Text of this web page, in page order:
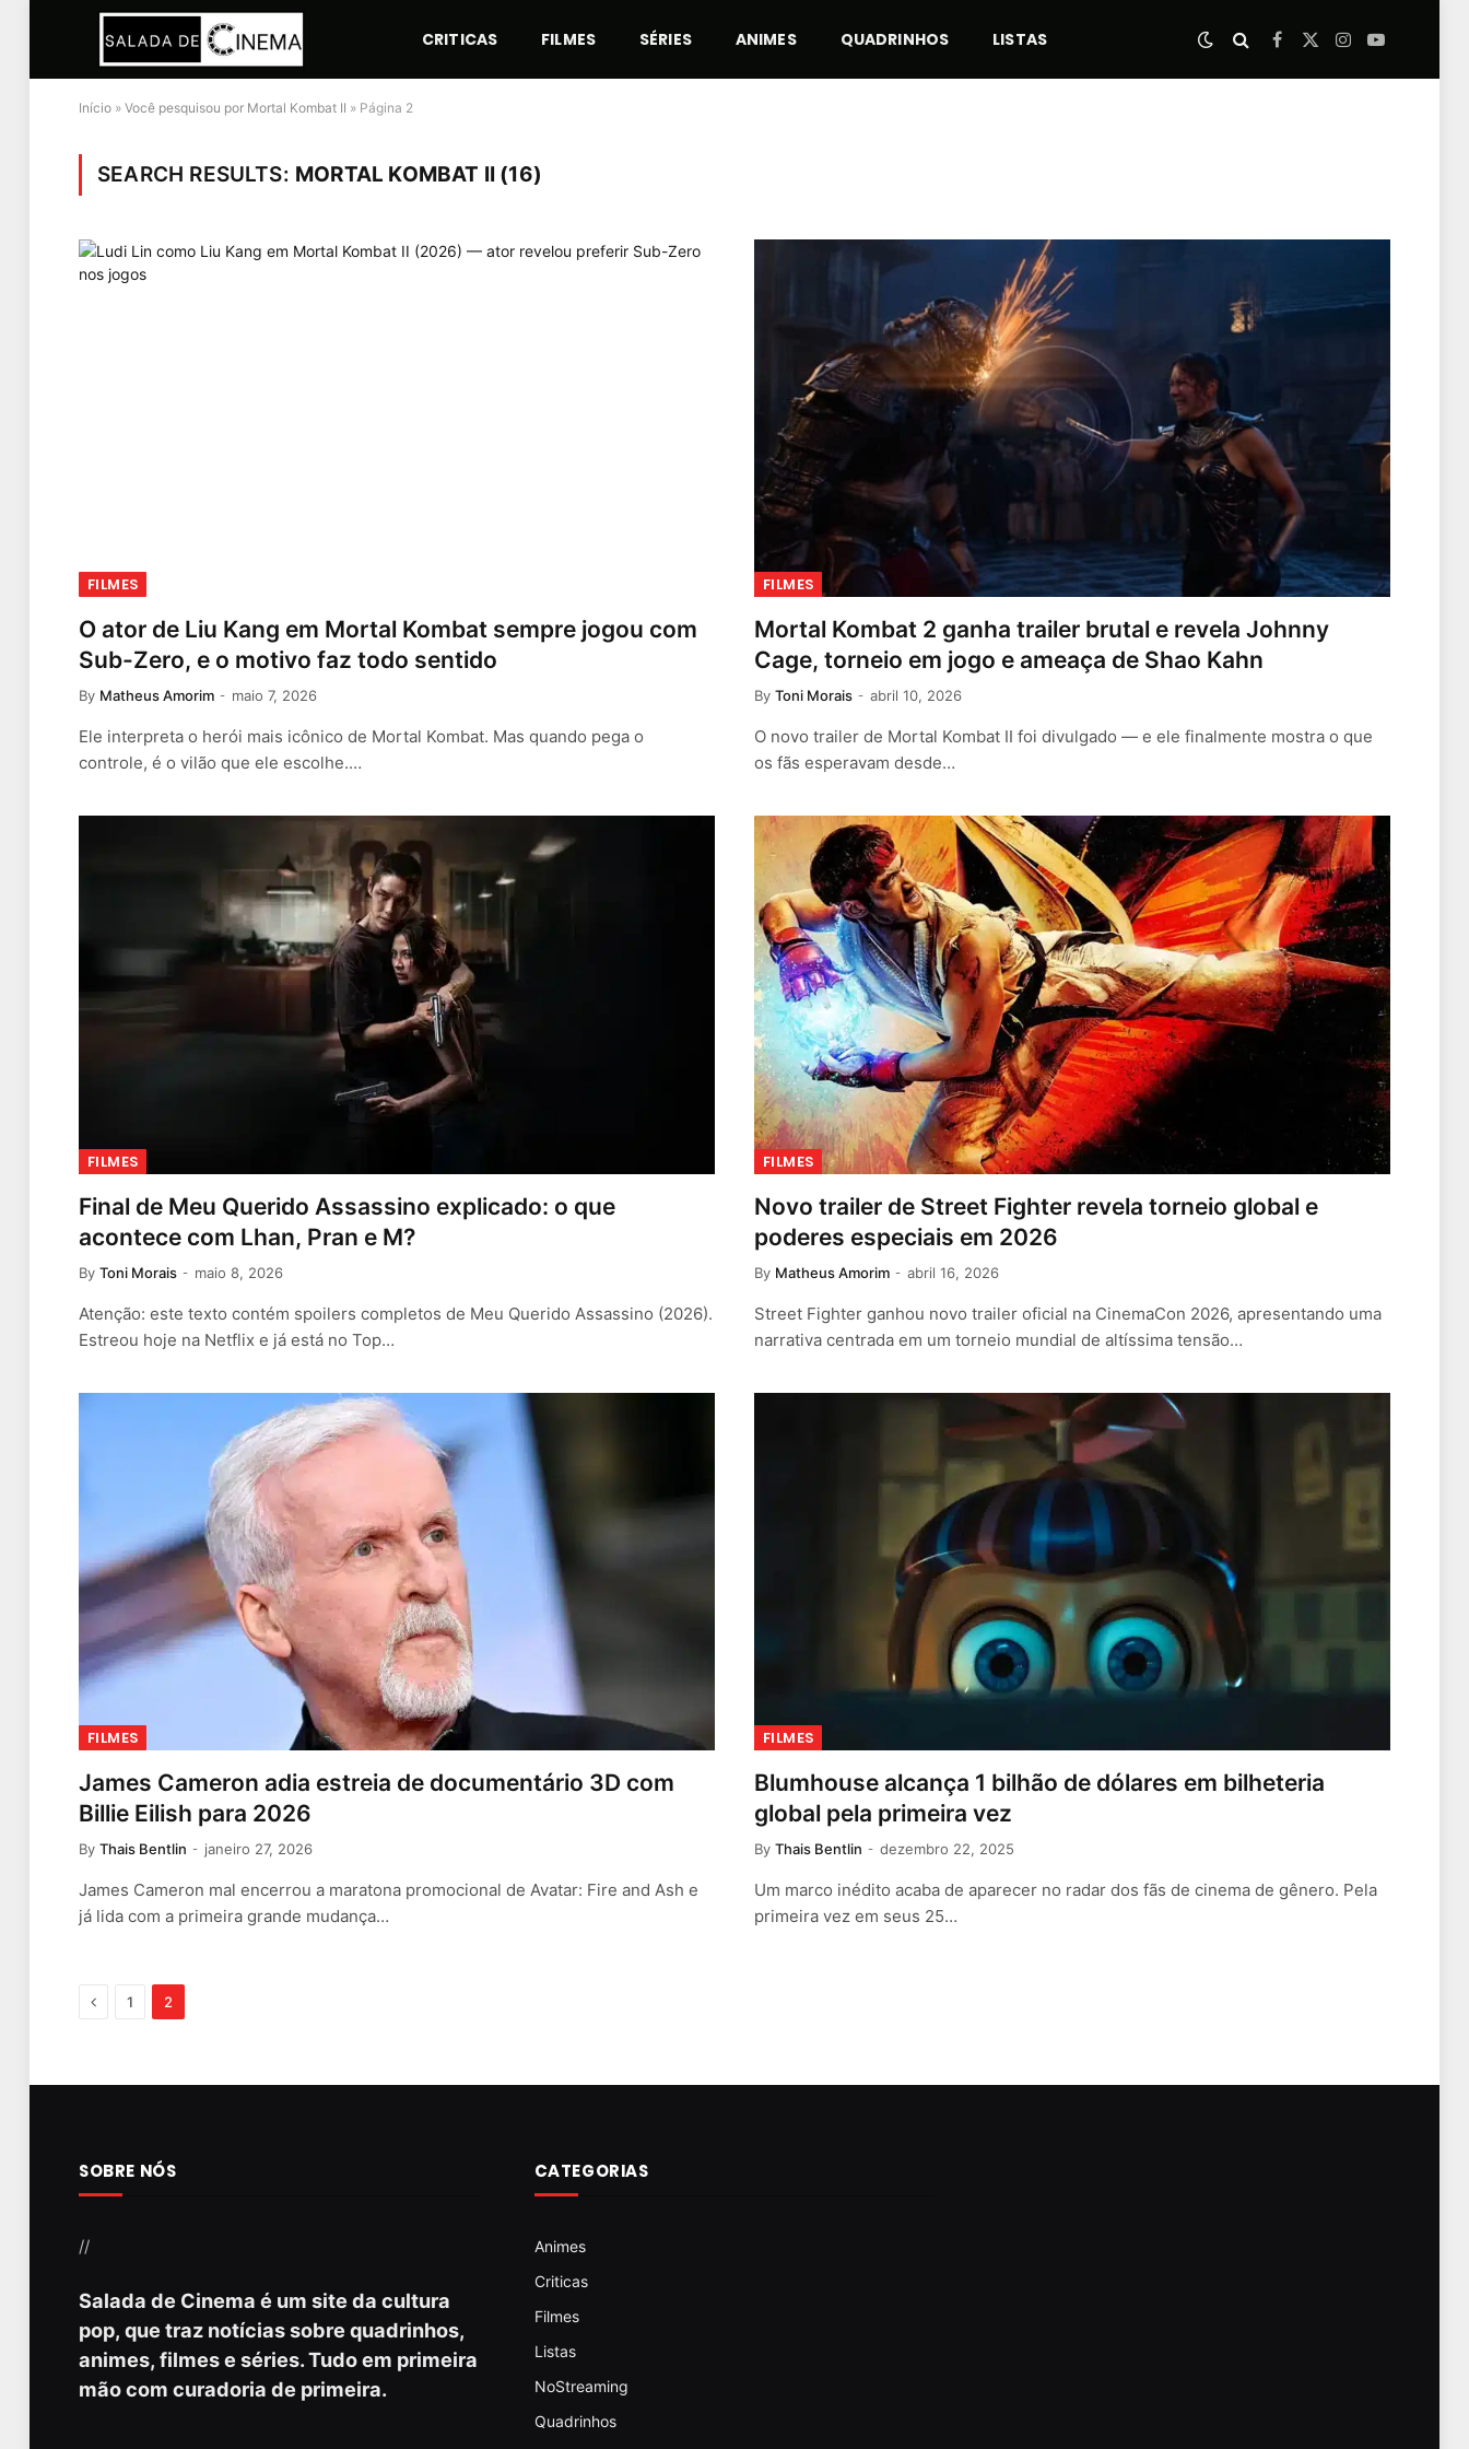
CRITICAS FILMES SÉRIES ANIMES QUADRINHOS LISTAS Facebook
X
Instagram
YouTube
Início » Você pesquisou por Mortal Kombat II » Página 2
SEARCH RESULTS: MORTAL KOMBAT II (16)
FILMES
O ator de Liu Kang em Mortal Kombat sempre jogou com
Sub-Zero, e o motivo faz todo sentido
By Matheus Amorim maio 7, 2026
Ele interpreta o herói mais icônico de Mortal Kombat. Mas quando pega o
controle, é o vilão que ele escolhe.…
FILMES
Mortal Kombat 2 ganha trailer brutal e revela Johnny
Cage, torneio em jogo e ameaça de Shao Kahn
By Toni Morais abril 10, 2026
O novo trailer de Mortal Kombat II foi divulgado — e ele finalmente mostra o que
os fãs esperavam desde…
FILMES
Final de Meu Querido Assassino explicado: o que
acontece com Lhan, Pran e M?
By Toni Morais maio 8, 2026
Atenção: este texto contém spoilers completos de Meu Querido Assassino (2026).
Estreou hoje na Netflix e já está no Top…
FILMES
Novo trailer de Street Fighter revela torneio global e
poderes especiais em 2026
By Matheus Amorim abril 16, 2026
Street Fighter ganhou novo trailer oficial na CinemaCon 2026, apresentando uma
narrativa centrada em um torneio mundial de altíssima tensão…
FILMES
James Cameron adia estreia de documentário 3D com
Billie Eilish para 2026
By Thais Bentlin janeiro 27, 2026
James Cameron mal encerrou a maratona promocional de Avatar: Fire and Ash e
já lida com a primeira grande mudança…
FILMES
Blumhouse alcança 1 bilhão de dólares em bilheteria
global pela primeira vez
By Thais Bentlin dezembro 22, 2025
Um marco inédito acaba de aparecer no radar dos fãs de cinema de gênero. Pela
primeira vez em seus 25…
Previous
1 2
SOBRE NÓS
//
Salada de Cinema é um site da cultura
pop, que traz notícias sobre quadrinhos,
animes, filmes e séries. Tudo em primeira
mão com curadoria de primeira.
CATEGORIAS
Animes
Criticas
Filmes
Listas
NoStreaming
Quadrinhos